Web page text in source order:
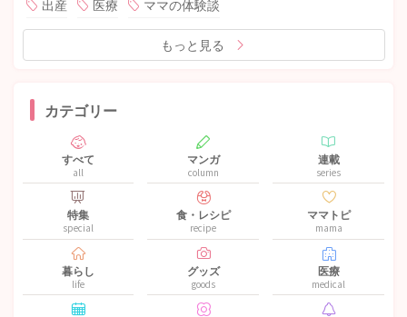
出産 医療 ママの体験談
もっと見る
カテゴリー
すべて
all
マンガ
column
連載
series
特集
special
食・レシピ
recipe
ママトピ
mama
暮らし
life
グッズ
goods
医療
medical